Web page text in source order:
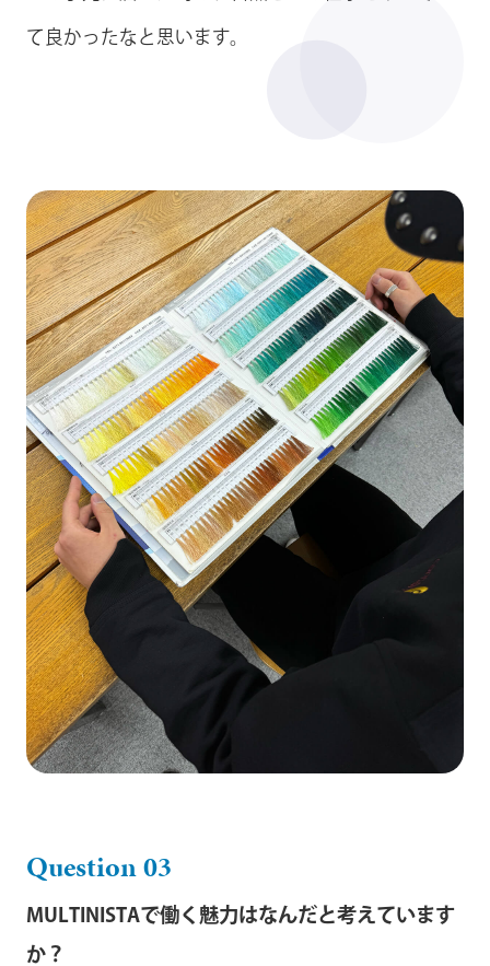
て良かったなと思います。
Question 03
MULTINISTAで働く魅力はなんだと考えています
か？